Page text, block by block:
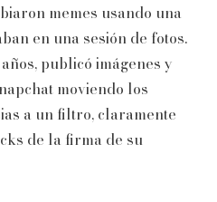
memes usando una
en una sesión de fotos.
publicó imágenes y
moviendo los
a un filtro, claramente
de la firma de su